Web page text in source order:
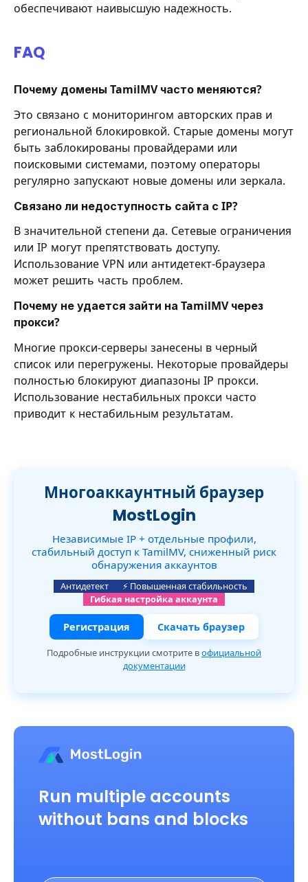
обеспечивают наивысшую надежность.
FAQ
Почему домены TamilMV часто меняются?
Это связано с мониторингом авторских прав и
региональной блокировкой. Старые домены могут
быть заблокированы провайдерами или
поисковыми системами, поэтому операторы
регулярно запускают новые домены или зеркала.
Связано ли недоступность сайта с IP?
В значительной степени да. Сетевые ограничения
или IP могут препятствовать доступу.
Использование VPN или антидетект-браузера
может решить часть проблем.
Почему не удается зайти на TamilMV через
прокси?
Многие прокси-серверы занесены в черный
список или перегружены. Некоторые провайдеры
полностью блокируют диапазоны IP прокси.
Использование нестабильных прокси часто
приводит к нестабильным результатам.
Многоаккаунтный браузер
MostLogin
Независимые IP + отдельные профили,
стабильный доступ к TamilMV, сниженный риск
обнаружения аккаунтов
Антидетект
⚡ Повышенная стабильность
Гибкая настройка аккаунта
Регистрация Скачать браузер
Подробные инструкции смотрите вофициальной
документации
Run multiple accounts
without bans and blocks